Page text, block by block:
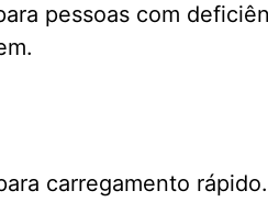
pessoas com
carregamento